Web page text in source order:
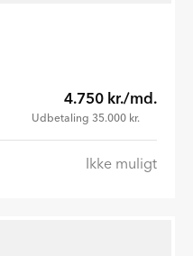
4.750 kr./md.
Udbetaling 35.000 kr.
Ikke muligt